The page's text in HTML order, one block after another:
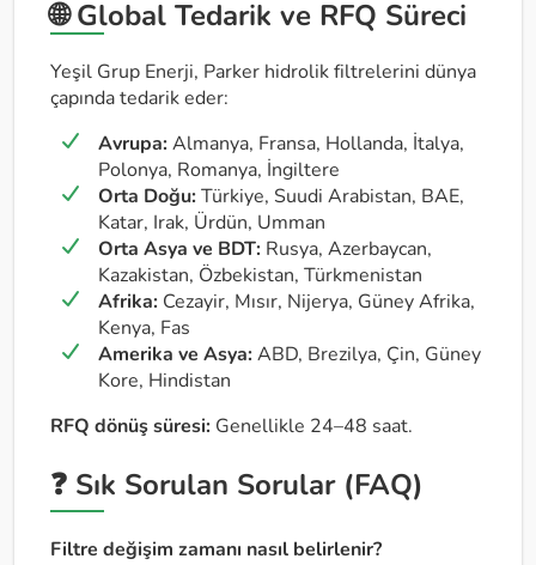
🌐 Global Tedarik ve RFQ Süreci
Yeşil Grup Enerji, Parker hidrolik filtrelerini dünya
çapında tedarik eder:
Avrupa:Almanya, Fransa, Hollanda, İtalya,
Polonya, Romanya, İngiltere
Orta Doğu:Türkiye, Suudi Arabistan, BAE,
Katar, Irak, Ürdün, Umman
Orta Asya ve BDT: Rusya, Azerbaycan,
Kazakistan, Özbekistan, Türkmenistan
Afrika: Cezayir, Mısır, Nijerya, Güney Afrika,
Kenya, Fas
Amerika ve Asya:ABD, Brezilya, Çin, Güney
Kore, Hindistan
RFQ dönüş süresi: Genellikle 24–48 saat.
❓ Sık Sorulan Sorular (FAQ)
Filtre değişim zamanı nasıl belirlenir?